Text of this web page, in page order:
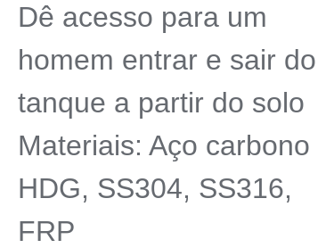
Dê acesso para um
homem entrar e sair do
tanque a partir do solo
Materiais: Aço carbono
HDG, SS304, SS316,
FRP